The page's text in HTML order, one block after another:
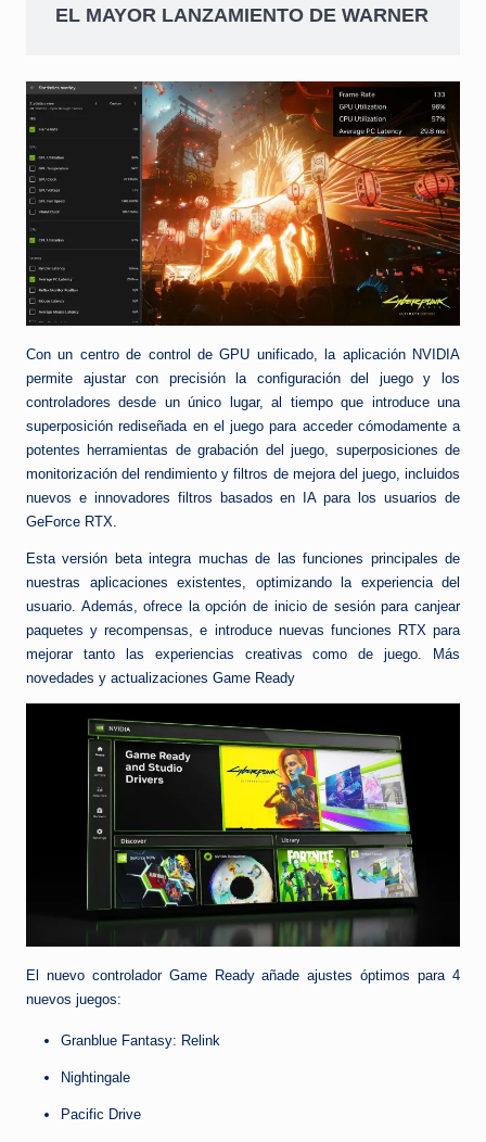
EL MAYOR LANZAMIENTO DE WARNER
Con un centro de control de GPU unificado, la aplicación NVIDIA
permite ajustar con precisión la configuración del juego y los
controladores desde un único lugar, al tiempo que introduce una
superposición rediseñada en el juego para acceder cómodamente a
potentes herramientas de grabación del juego, superposiciones de
monitorización del rendimiento y filtros de mejora del juego, incluidos
nuevos e innovadores filtros basados en IA para los usuarios de
GeForce RTX.
Esta versión beta integra muchas de las funciones principales de
nuestras aplicaciones existentes, optimizando la experiencia del
usuario. Además, ofrece la opción de inicio de sesión para canjear
paquetes y recompensas, e introduce nuevas funciones RTX para
mejorar tanto las experiencias creativas como de juego. Más
novedades y actualizaciones Game Ready
El nuevo controlador Game Ready añade ajustes óptimos para 4
nuevos juegos:
Granblue Fantasy: Relink
Nightingale
Pacific Drive